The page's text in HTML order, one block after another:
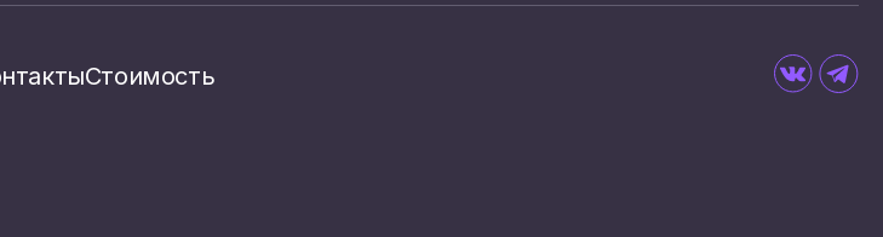
Стоимость